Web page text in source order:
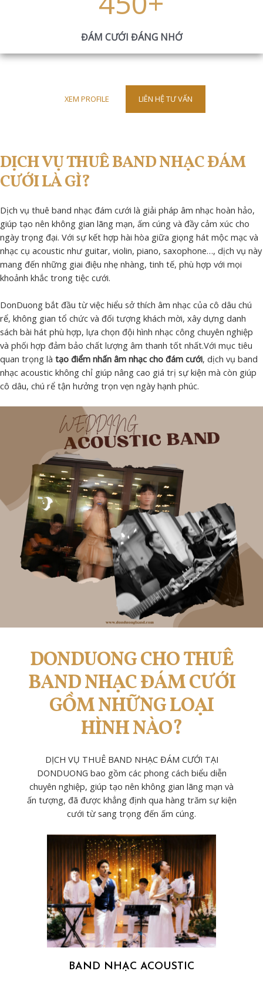
ĐÁM CƯỚI ĐÁNG NHỚ
XEM PROFILE LIÊN HỆ TƯ VẤN
DỊCH VỤ THUÊ BAND NHẠC ĐÁM
CƯỚI LÀ GÌ?
Dịch vụ thuê band nhạc đám cưới là giải pháp âm nhạc hoàn hảo,
giúp tạo nên không gian lãng mạn, ấm cúng và đầy cảm xúc cho
ngày trọng đại. Với sự kết hợp hài hòa giữa giọng hát mộc mạc và
nhạc cụ acoustic như guitar, violin, piano, saxophone…, dịch vụ này
mang đến những giai điệu nhẹ nhàng, tinh tế, phù hợp với mọi
khoảnh khắc trong tiệc cưới.
DonDuong bắt đầu từ việc hiểu sở thích âm nhạc của cô dâu chú
rể, không gian tổ chức và đối tượng khách mời, xây dựng danh
sách bài hát phù hợp, lựa chọn đội hình nhạc công chuyên nghiệp
và phối hợp đảm bảo chất lượng âm thanh tốt nhất.Với mục tiêu
quan trọng là tạo điểm nhấn âm nhạc cho đám cưới, dịch vụ band
nhạc acoustic không chỉ giúp nâng cao giá trị sự kiện mà còn giúp
cô dâu, chú rể tận hưởng trọn vẹn ngày hạnh phúc.
DONDUONG CHO THUÊ
BAND NHẠC ĐÁM CƯỚI
GỒM NHỮNG LOẠI
HÌNH NÀO?
DỊCH VỤ THUÊ BAND NHẠC ĐÁM CƯỚI TẠI
DONDUONG bao gồm các phong cách biểu diễn
chuyên nghiệp, giúp tạo nên không gian lãng mạn và
ấn tượng, đã được khẳng định qua hàng trăm sự kiện
cưới từ sang trọng đến ấm cúng.
BAND NHẠC ACOUSTIC